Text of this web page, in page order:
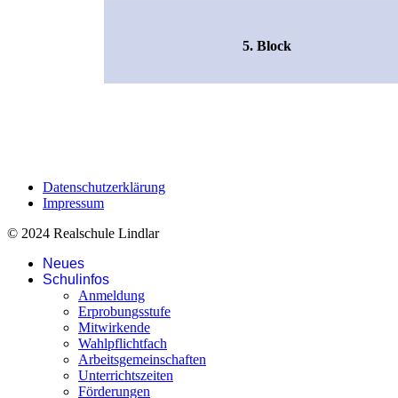
5. Block
Datenschutzerklärung
Impressum
© 2024 Realschule Lindlar
Neues
Schulinfos
Anmeldung
Erprobungsstufe
Mitwirkende
Wahlpflichtfach
Arbeitsgemeinschaften
Unterrichtszeiten
Förderungen